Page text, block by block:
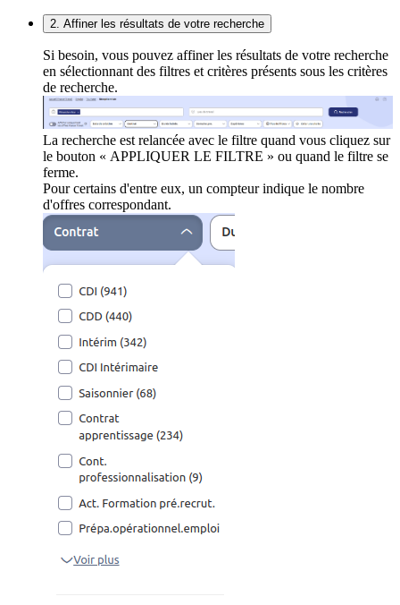
2. Affiner les résultats de votre recherche
Si besoin, vous pouvez affiner les résultats de votre recherche
en sélectionnant des filtres et critères présents sous les critères
de recherche.
La recherche est relancée avec le filtre quand vous cliquez sur
le bouton « APPLIQUER LE FILTRE » ou quand le filtre se
ferme.
Pour certains d'entre eux, un compteur indique le nombre
d'offres correspondant.